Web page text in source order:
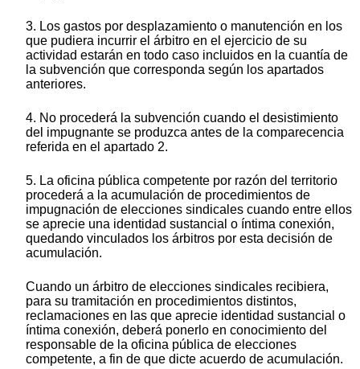
3. Los gastos por desplazamiento o manutención en los
que pudiera incurrir el árbitro en el ejercicio de su
actividad estarán en todo caso incluidos en la cuantía de
la subvención que corresponda según los apartados
anteriores.
4. No procederá la subvención cuando el desistimiento
del impugnante se produzca antes de la comparecencia
referida en el apartado 2.
5. La oficina pública competente por razón del territorio
procederá a la acumulación de procedimientos de
impugnación de elecciones sindicales cuando entre ellos
se aprecie una identidad sustancial o íntima conexión,
quedando vinculados los árbitros por esta decisión de
acumulación.
Cuando un árbitro de elecciones sindicales recibiera,
para su tramitación en procedimientos distintos,
reclamaciones en las que aprecie identidad sustancial o
íntima conexión, deberá ponerlo en conocimiento del
responsable de la oficina pública de elecciones
competente, a fin de que dicte acuerdo de acumulación.